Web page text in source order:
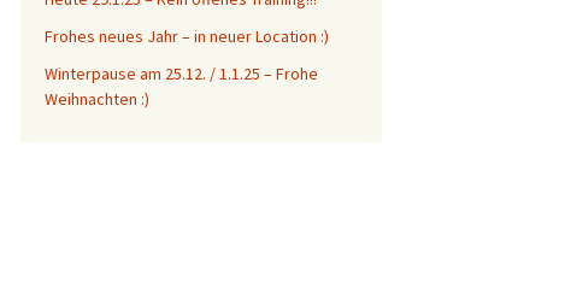
Frohes neues Jahr – in neuer Location :)
Winterpause am 25.12. / 1.1.25 – Frohe
Weihnachten :)